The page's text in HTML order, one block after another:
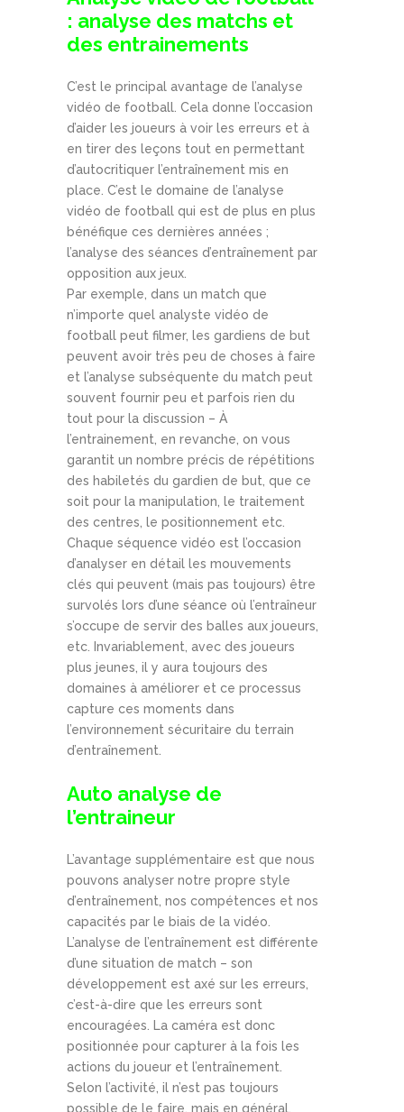
: analyse des matchs et
des entrainements
C’est le principal avantage de l’analyse
vidéo de football. Cela donne l’occasion
d’aider les joueurs à voir les erreurs et à
en tirer des leçons tout en permettant
d’autocritiquer l’entraînement mis en
place. C’est le domaine de l’analyse
vidéo de football qui est de plus en plus
bénéfique ces dernières années ;
l’analyse des séances d’entraînement par
opposition aux jeux.
Par exemple, dans un match que
n’importe quel analyste vidéo de
football peut filmer, les gardiens de but
peuvent avoir très peu de choses à faire
et l’analyse subséquente du match peut
souvent fournir peu et parfois rien du
tout pour la discussion – À
l’entrainement, en revanche, on vous
garantit un nombre précis de répétitions
des habiletés du gardien de but, que ce
soit pour la manipulation, le traitement
des centres, le positionnement etc.
Chaque séquence vidéo est l’occasion
d’analyser en détail les mouvements
clés qui peuvent (mais pas toujours) être
survolés lors d’une séance où l’entraîneur
s’occupe de servir des balles aux joueurs,
etc. Invariablement, avec des joueurs
plus jeunes, il y aura toujours des
domaines à améliorer et ce processus
capture ces moments dans
l’environnement sécuritaire du terrain
d’entraînement.
Auto analyse de
l’entraineur
L’avantage supplémentaire est que nous
pouvons analyser notre propre style
d’entraînement, nos compétences et nos
capacités par le biais de la vidéo.
L’analyse de l’entraînement est différente
d’une situation de match – son
développement est axé sur les erreurs,
c’est-à-dire que les erreurs sont
encouragées. La caméra est donc
positionnée pour capturer à la fois les
actions du joueur et l’entraînement.
Selon l’activité, il n’est pas toujours
possible de le faire, mais en général,